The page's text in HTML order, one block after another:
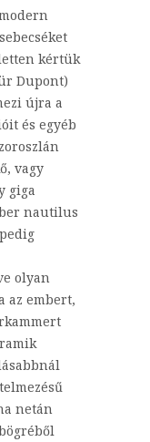
kértük
Dupont)
újra a
és egyéb
vagy
giga
nautilus
olyan
az embert,
netán